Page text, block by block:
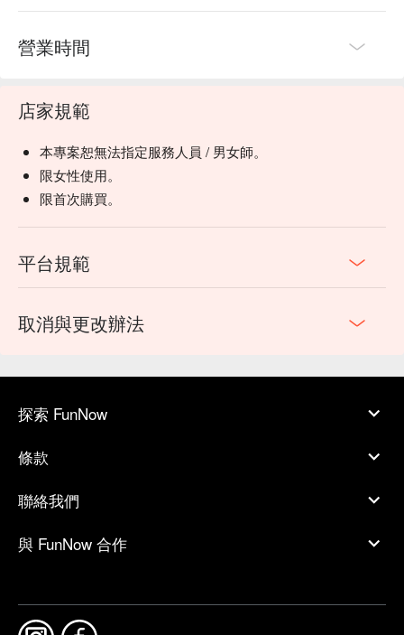
營業時間
店家規範
本專案恕無法指定服務人員 / 男女師。
限女性使用。
限首次購買。
平台規範
取消與更改辦法
探索 FunNow
條款
聯絡我們
與 FunNow 合作